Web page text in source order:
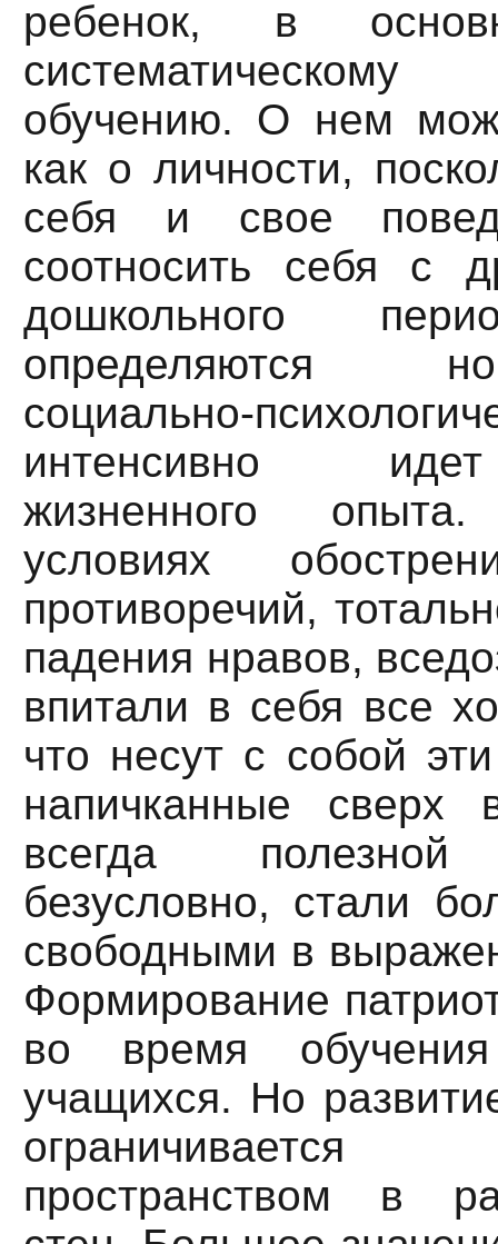
ребенок, в
обучению. О нем
как о личности,
себя и свое
соотносить себя с
дошкольного
определяются
социально-
интенсивно
жизненного
условиях
противоречий,
падения нравов,
впитали в себя все
что несут с собой
напичканные сверх
всегда полезной
безусловно, стали
свободными в
Формирование
во время
учащихся. Но
пространством в